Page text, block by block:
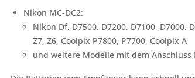
Nikon MC-DC2:
Nikon Df, D7500, D7200, D7100, D7000,
Z7, Z6, Coolpix P7800, P7700, Coolpix A
und weitere Modelle mit dem Anschluss